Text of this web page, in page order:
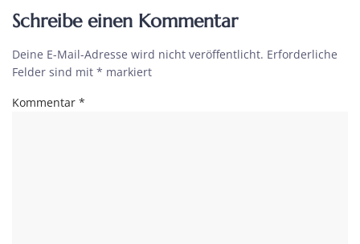
Schreibe einen Kommentar
Deine E-Mail-Adresse wird nicht veröffentlicht. Erforderliche
Felder sind mit * markiert
Kommentar *